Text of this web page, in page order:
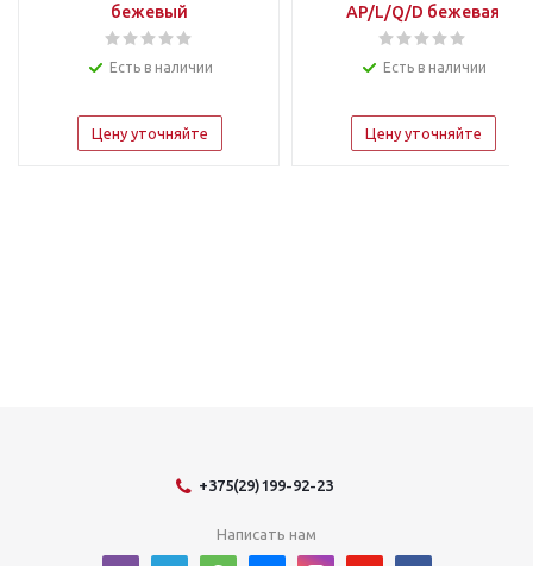
бежевый
Есть в наличии
Цену уточняйте
AP/L/Q/D бежевая
Есть в наличии
Цену уточняйте
+375(29)199-92-23
Написать нам